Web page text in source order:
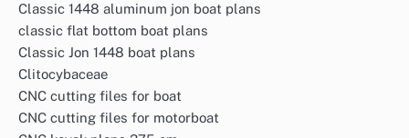
Classic 1448 aluminum jon boat plans
classic flat bottom boat plans
Classic Jon 1448 boat plans
Clitocybaceae
CNC cutting files for boat
CNC cutting files for motorboat